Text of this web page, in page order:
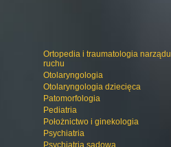
Ortopedia i traumatologia narządu
ruchu
Otolaryngologia
Otolaryngologia dziecięca
Patomorfologia
Pediatria
Położnictwo i ginekologia
Psychiatria
Psychiatria sądowa